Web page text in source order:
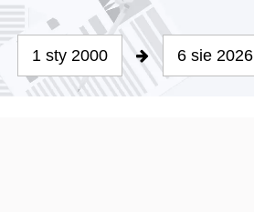
1 sty 2000 6 sie 2026